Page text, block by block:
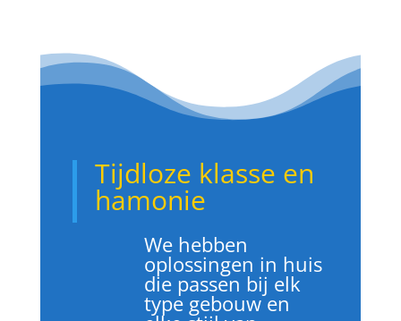
Tijdloze klasse en
hamonie
We hebben
oplossingen in huis
die passen bij elk
type gebouw en